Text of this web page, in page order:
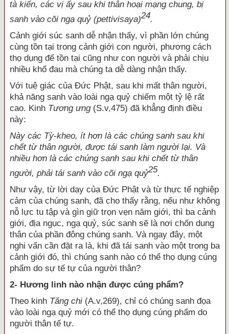
tà kiến, các vị ấy sau khi thân hoại mạng chung, bị
sanh vào cõi ngạ quỷ (pettivisaya)24.
Cảnh giới súc sanh dễ nhận thấy, vì phần lớn chúng
cùng tồn tại trong cảnh giới con người, phương cách
thọ dụng để tồn tại cũng như con người và phải chịu
nhiều khổ đau mà chúng ta dễ dàng nhận thấy.
Với tuệ giác của Đức Phật, sau khi mất thân người,
khả năng sanh vào loài ngạ quỷ chiếm một tỷ lệ rất
cao. Kinh Tương ưng(S.v,475) đã khẳng định điều
này:
Này các Tỳ-kheo, ít hơn là các chúng sanh sau khi
chết từ thân người, được tái sanh làm người lại. Và
nhiều hơn là các chúng sanh sau khi chết từ thân
người, phải tái sanh vào cõi ngạ quỷ25.
Như vậy, từ lời dạy của Đức Phật và từ thực tế nghiệp
cảm của chúng sanh, đã cho thấy rằng, nếu như không
nỗ lực tu tập và gìn giữ trọn vẹn năm giới, thì ba cảnh
giới, địa ngục, ngạ quỷ, súc sanh sẽ là nơi chốn dung
thân của phần đông chúng sanh. Và ngay đây, một
nghi vấn cần đặt ra là, khi đã tái sanh vào một trong ba
cảnh giới đó, thì chúng sanh nào có thể thọ dụng cúng
phẩm do sự tế tự của người thân?
2- Hương linh nào nhận được cúng phẩm?
Theo kinh Tăng chi (A.v,269), chỉ có chúng sanh đọa
vào loài ngạ quỷ mới có thể thọ dụng cúng phẩm do
người thân tế tự.